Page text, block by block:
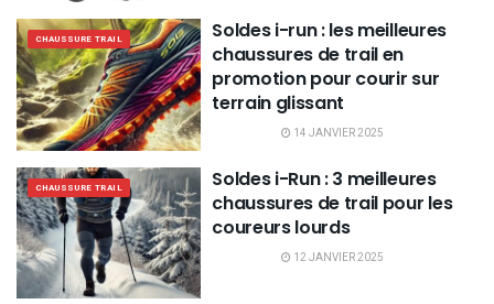
CHAUSSURE TRAIL
Soldes i-run : les meilleures
chaussures de trail en
promotion pour courir sur
terrain glissant
14 JANVIER 2025
CHAUSSURE TRAIL
Soldes i-Run : 3 meilleures
chaussures de trail pour les
coureurs lourds
12 JANVIER 2025